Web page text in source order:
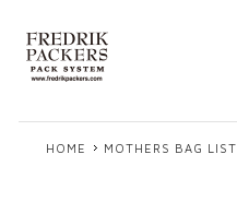
HOME MOTHERS BAG LIST